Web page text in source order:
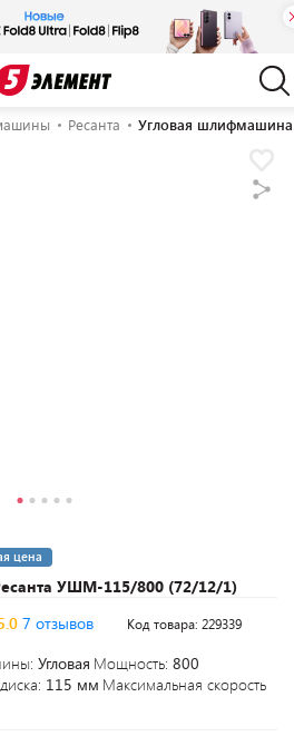
Ресанта Угловая
УШМ-115/800 (72/12/1)
цена
7 отзывов Код товара: 229339
Угловая Мощность: 800
115 мм Максимальная скорость